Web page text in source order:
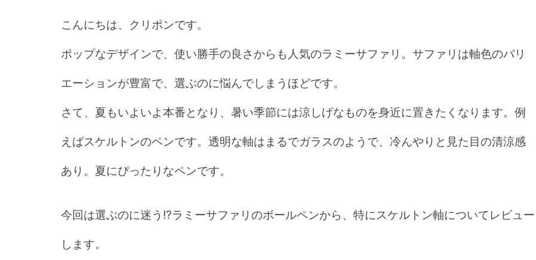
こんにちは、クリポンです。
ポップなデザインで、使い勝手の良さからも人気のラミーサファリ。サファリは軸色のバリ
エーションが豊富で、選ぶのに悩んでしまうほどです。
さて、夏もいよいよ本番となり、暑い季節には涼しげなものを身近に置きたくなります。例
えばスケルトンのペンです。透明な軸はまるでガラスのようで、冷んやりと見た目の清涼感
あり。夏にぴったりなペンです。
今回は選ぶのに迷う!?ラミーサファリのボールペンから、特にスケルトン軸についてレビュー
します。